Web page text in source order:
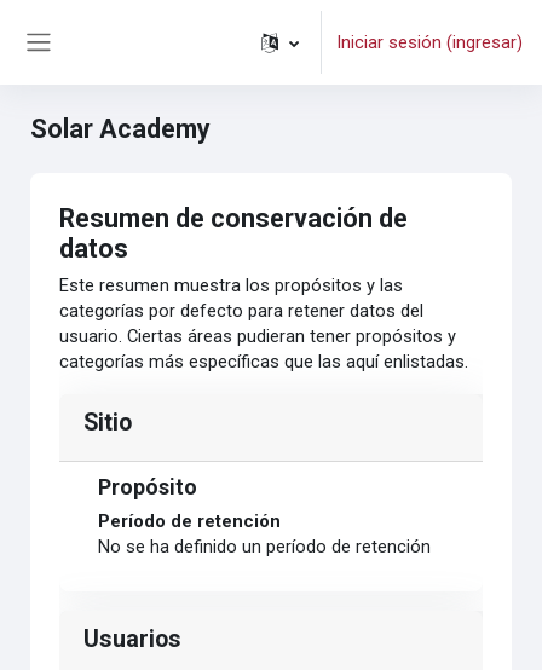
Iniciar sesión (ingresar)
Solar Academy
Resumen de conservación de
datos
Este resumen muestra los propósitos y las
categorías por defecto para retener datos del
usuario. Ciertas áreas pudieran tener propósitos y
categorías más específicas que las aquí enlistadas.
Sitio
Propósito
Período de retención
No se ha definido un período de retención
Usuarios